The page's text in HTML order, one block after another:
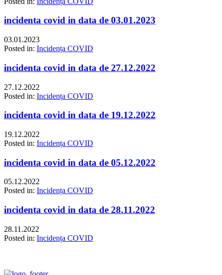
incidenta covid in data de 03.01.2023
03.01.2023
Posted in: Incidența COVID
incidenta covid in data de 27.12.2022
27.12.2022
Posted in: Incidența COVID
incidenta covid in data de 19.12.2022
19.12.2022
Posted in: Incidența COVID
incidenta covid in data de 05.12.2022
05.12.2022
Posted in: Incidența COVID
incidenta covid in data de 28.11.2022
28.11.2022
Posted in: Incidența COVID